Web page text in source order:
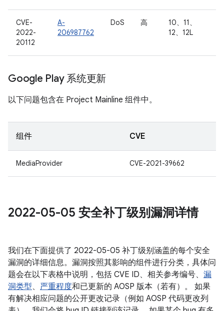
CVE-
2022-
20112
A-
206987762
DoS 高
10、11、
12、12L
Google Play 系统更新
以下问题包含在 Project Mainline 组件中。
组件 CVE
MediaProvider CVE-2021-39662
2022-05-05 安全补丁级别漏洞详情
我们在下面提供了 2022-05-05 补丁级别涵盖的每个安全
漏洞的详细信息。漏洞按照其影响的组件进行分类，具体问
题会在以下表格中说明，包括 CVE ID、相关参考编号、 漏
洞类型、 严重程度和已更新的 AOSP 版本（若有）。 如果
有解决相应问题的公开更改记录（例如 AOSP 代码更改列